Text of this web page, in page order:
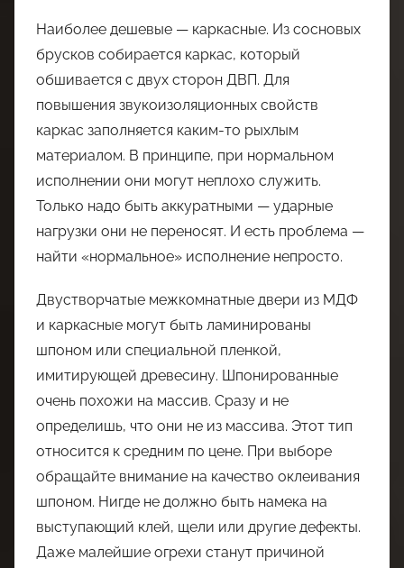
Наиболее дешевые — каркасные. Из сосновых
брусков собирается каркас, который
обшивается с двух сторон ДВП. Для
повышения звукоизоляционных свойств
каркас заполняется каким-то рыхлым
материалом. В принципе, при нормальном
исполнении они могут неплохо служить.
Только надо быть аккуратными — ударные
нагрузки они не переносят. И есть проблема —
найти «нормальное» исполнение непросто.
Двустворчатые межкомнатные двери из МДФ
и каркасные могут быть ламинированы
шпоном или специальной пленкой,
имитирующей древесину. Шпонированные
очень похожи на массив. Сразу и не
определишь, что они не из массива. Этот тип
относится к средним по цене. При выборе
обращайте внимание на качество оклеивания
шпоном. Нигде не должно быть намека на
выступающий клей, щели или другие дефекты.
Даже малейшие огрехи станут причиной